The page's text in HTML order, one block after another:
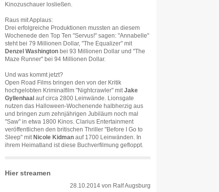
Kinozuschauer losließen.
Raus mit Applaus:
Drei erfolgreiche Produktionen mussten an diesem
Wochenede den Top Ten "Servus!" sagen: "Annabelle"
steht bei 79 Millionen Dollar, "The Equalizer" mit
Denzel Washington bei 93 Millionen Dollar und "The
Maze Runner" bei 94 Millionen Dollar.
Und was kommt jetzt?
Open Road Films bringen den von der Kritik
hochgelobten Kriminalfilm "Nightcrawler" mit Jake
Gyllenhaal auf circa 2800 Leinwände. Lionsgate
nutzen das Halloween-Wochenende halbherzig aus
und bringen zum zehnjährigen Jubiläum noch mal
"Saw" in etwa 1800 Kinos. Clarius Entertainment
veröffentlichen den britischen Thriller "Before I Go to
Sleep" mit Nicole Kidman auf 1700 Leinwänden. In
ihrem Heimatland ist diese Buchverfilmung gefloppt.
Hier streamen
28.10.2014 von Ralf Augsburg